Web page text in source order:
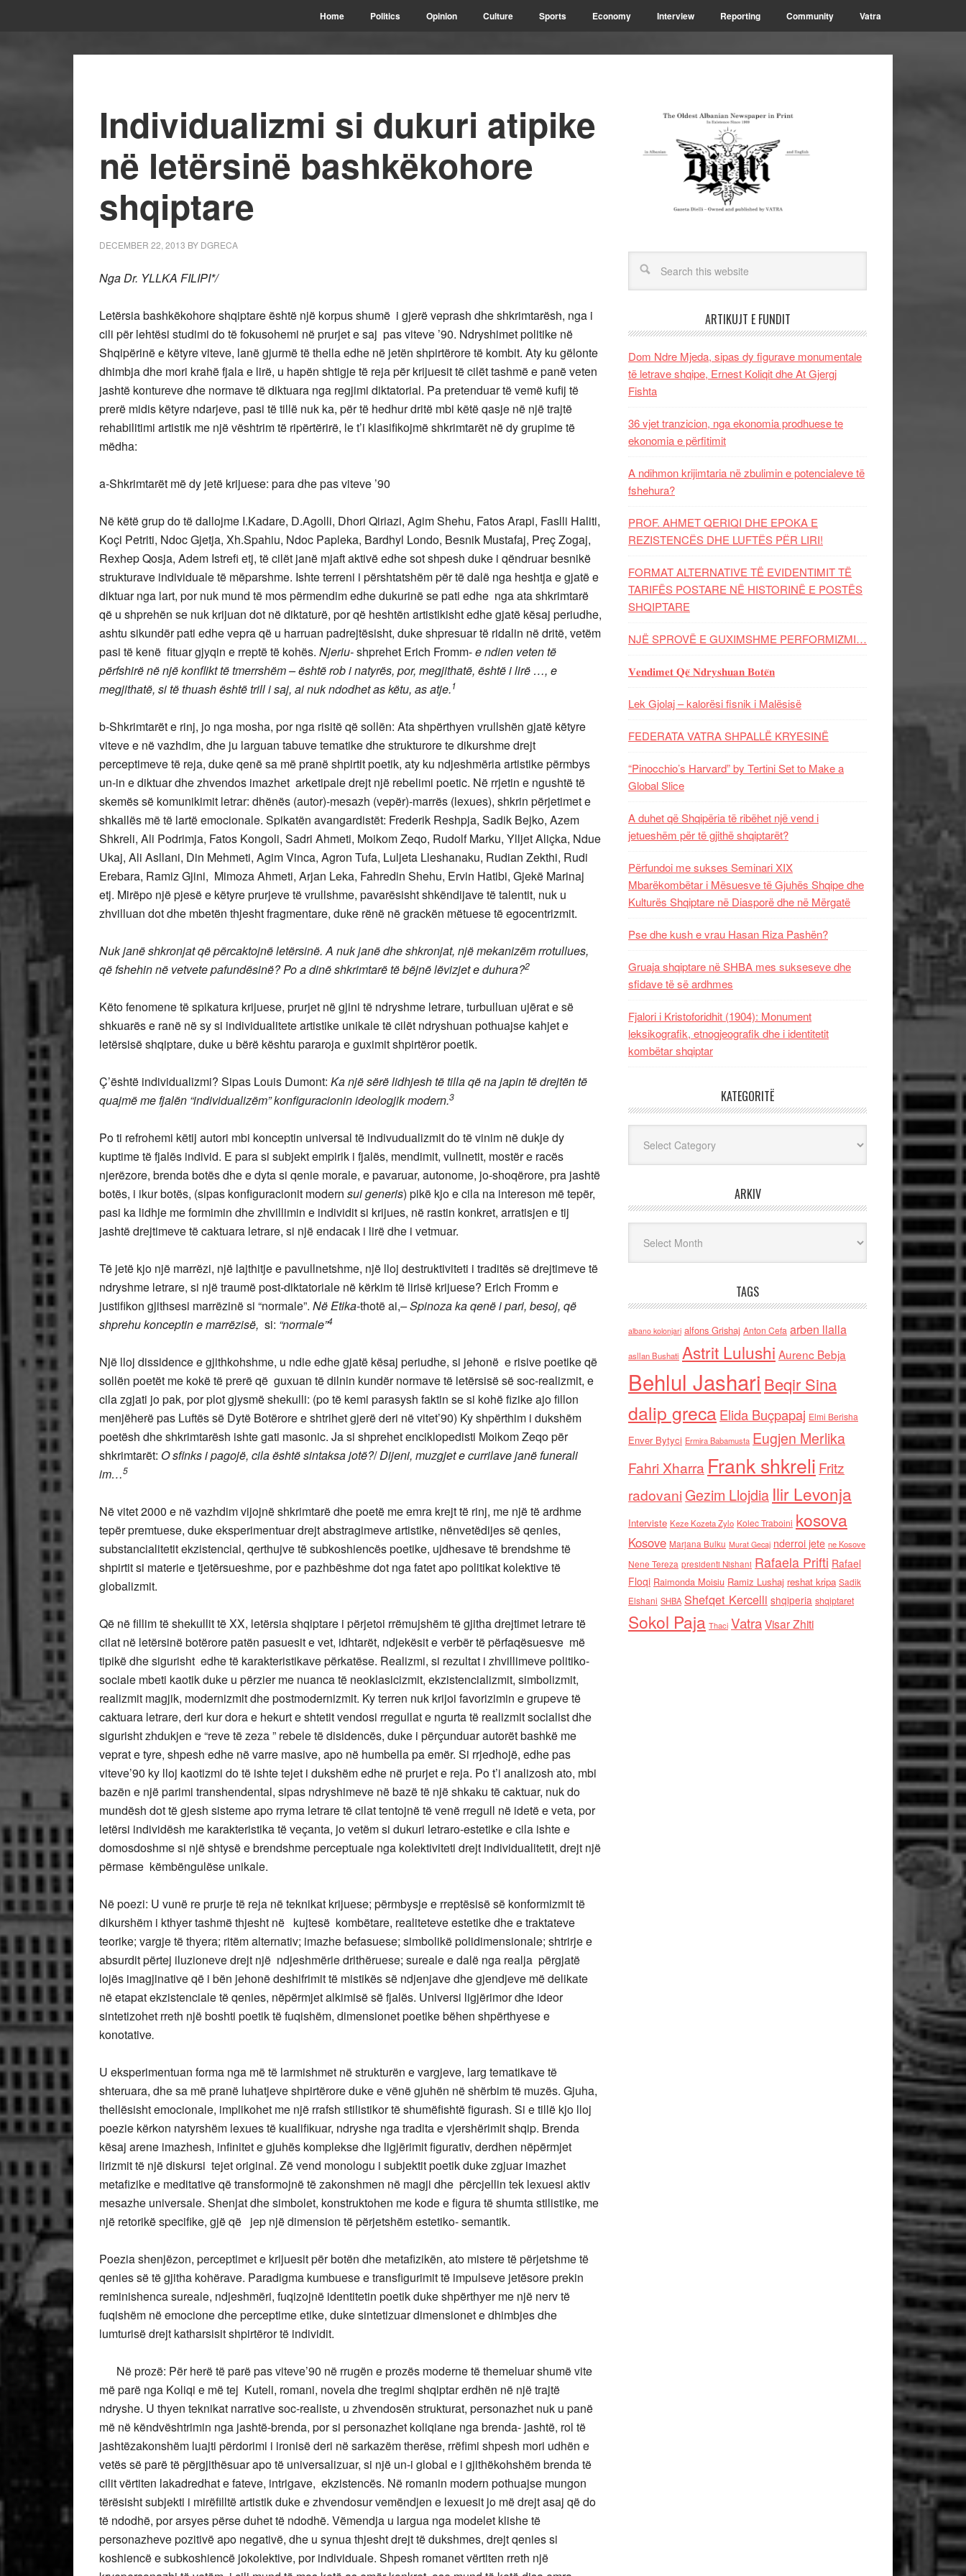
Home Politics Opinion Culture Sports Economy Interview Reporting Community Vatra
Individualizmi si dukuri atipike
në letërsinë bashkëkohore
shqiptare
DECEMBER 22, 2013 BY DGRECA
Nga Dr. YLLKA FILIPI*/
Letërsia bashkëkohore shqiptare është një korpus shumë i gjerë veprash dhe shkrimtarësh, nga i
cili për lehtësi studimi do të fokusohemi në prurjet e saj pas viteve ’90. Ndryshimet politike në
Shqipërinë e këtyre viteve, lanë gjurmë të thella edhe në jetën shpirtërore të kombit. Aty ku gëlonte
dhimbja dhe mori krahë fjala e lirë, u hapën shtigje të reja për krijuesit të cilët tashmë e panë veten
jashtë kontureve dhe normave të diktuara nga regjimi diktatorial. Pa pretenduar të vemë kufij të
prerë midis këtyre ndarjeve, pasi të tillë nuk ka, për të hedhur dritë mbi këtë qasje në një trajtë
rehabilitimi artistik me një vështrim të ripërtërirë, le t’i klasifikojmë shkrimtarët në dy grupime të
mëdha:
a-Shkrimtarët më dy jetë krijuese: para dhe pas viteve ’90
Në këtë grup do të dallojme I.Kadare, D.Agolli, Dhori Qiriazi, Agim Shehu, Fatos Arapi, Faslli Haliti,
Koçi Petriti, Ndoc Gjetja, Xh.Spahiu, Ndoc Papleka, Bardhyl Londo, Besnik Mustafaj, Preç Zogaj,
Rexhep Qosja, Adem Istrefi etj, të cilët janë mjaft aktivë edhe sot shpesh duke i qëndruar besnikë
strukturave individuale të mëparshme. Ishte terreni i përshtatshëm për të dalë nga heshtja e gjatë e
diktuar nga lart, por nuk mund të mos përmendim edhe dukurinë se pati edhe nga ata shkrimtarë
që u shprehën se nuk krijuan dot në diktaturë, por që heshtën artistikisht edhe gjatë kësaj periudhe,
ashtu sikundër pati edhe vepra që u harruan padrejtësisht, duke shpresuar të ridalin në dritë, vetëm
pasi të kenë fituar gjyqin e rreptë të kohës. Njeriu-shprehet Erich Fromm-e ndien veten të
përfshirë në një konflikt të tmerrshëm – është rob i natyrës, por, megjithatë, është i lirë …, e
megjithatë, si të thuash është trill i saj, ai nuk ndodhet as këtu, as atje.1
b-Shkrimtarët e rinj, jo nga mosha, por nga risitë që sollën: Ata shpërthyen vrullshën gjatë këtyre
viteve e në vazhdim, dhe ju larguan tabuve tematike dhe strukturore te dikurshme drejt
perceptimeve të reja, duke qenë sa më pranë shpirtit poetik, aty ku ndjeshmëria artistike përmbys
un-in e diktuar dhe zhvendos imazhet arketipale drejt një rebelimi poetic. Në rrjetin e ngushtë të
skemës së komunikimit letrar: dhënës (autor)-mesazh (vepër)-marrës (lexues), shkrin përjetimet e
shkallës më të lartë emocionale. Spikatën avangardistët: Frederik Reshpja, Sadik Bejko, Azem
Shkreli, Ali Podrimja, Fatos Kongoli, Sadri Ahmeti, Moikom Zeqo, Rudolf Marku, Ylljet Aliçka, Ndue
Ukaj, Ali Asllani, Din Mehmeti, Agim Vinca, Agron Tufa, Luljeta Lleshanaku, Rudian Zekthi, Rudi
Erebara, Ramiz Gjini, Mimoza Ahmeti, Arjan Leka, Fahredin Shehu, Ervin Hatibi, Gjekë Marinaj
etj. Mirëpo një pjesë e këtyre prurjeve të vrullshme, pavarësisht shkëndijave të talentit, nuk u
zhvilluan dot dhe mbetën thjesht fragmentare, duke rënë në grackën mëtuese të egocentrizmit.
Nuk janë shkronjat që përcaktojnë letërsinë. A nuk janë dhe shkronjat, një mekanizëm rrotullues,
që fshehin në vetvete pafundësinë? Po a dinë shkrimtarë të bëjnë lëvizjet e duhura?2
Këto fenomene të spikatura krijuese, prurjet në gjini të ndryshme letrare, turbulluan ujërat e së
shkuarës e ranë në sy si individualitete artistike unikale të cilët ndryshuan pothuajse kahjet e
letërsisë shqiptare, duke u bërë kështu pararoja e guximit shpirtëror poetik.
Ç’është individualizmi? Sipas Louis Dumont: Ka një sërë lidhjesh të tilla që na japin të drejtën të
quajmë me fjalën “individualizëm” konfiguracionin ideologjik modern.3
Po ti refrohemi këtij autori mbi konceptin universal të indivudualizmit do të vinim në dukje dy
kuptime të fjalës individ. E para si subjekt empirik i fjalës, mendimit, vullnetit, mostër e racës
njerëzore, brenda botës dhe e dyta si qenie morale, e pavaruar, autonome, jo-shoqërore, pra jashtë
botës, i ikur botës, (sipas konfiguracionit modern sui generis) pikë kjo e cila na intereson më tepër,
pasi ka lidhje me formimin dhe zhvillimin e individit si krijues, në rastin konkret, arratisjen e tij
jashtë drejtimeve të caktuara letrare, si një endacak i lirë dhe i vetmuar.
Të jetë kjo një marrëzi, një lajthitje e pavullnetshme, një lloj destruktiviteti i traditës së drejtimeve të
ndryshme letrare, si një traumë post-diktatoriale në kërkim të lirisë krijuese? Erich Fromm e
justifikon gjithsesi marrëzinë si “normale”. Në Etika-thotë ai,– Spinoza ka qenë i pari, besoj, që
shprehu konceptin e marrëzisë, si: “normale”4
Një lloj dissidence e gjithkohshme, u ndie edhe gjatë kësaj periudhe, si jehonë e risive poetike që
sollën poetët me kokë të prerë që guxuan të dilnin kundër normave të letërsisë së soc-realizmit, e
cila zgjati jo pak, por plot gjysmë shekulli: (po të kemi parasysh faktin se si kohë fizike ajo fillon
menjëherë pas Luftës së Dytë Botërore e shtrihet gjerë deri në vitet’90) Ky shpërthim i dukshëm
poetësh dhe shkrimtarësh ishte gati masonic. Ja si shprehet enciklopedisti Moikom Zeqo për
shkrimtarët: O sfinks i pagojë, cila është sintaksa jotë?/Dijeni, muzgjet e currilave janë funerali
im…5
Në vitet 2000 e në vazhdim vijojnë shkrimtarë dhe poetë me emra krejt të rinj, me një të ardhme
tepër premtuese, duke eksperimentuar drejt abstragimeve artistike, nënvetëdijes së qenies,
substancialitetit ekzistencial, qerthujve të subkoshiencës poetike, ujdhesave të brendshme të
shpirtit si materie e tjetërsueshme, por e pazhbëshme dot nga fatet apo politikat kolektive të
globalizmit.
Që në fillim të shekullit të XX, letërsia shqiptare i përjetoi rrëmujshëm të gjitha drejtimet letrare të
cilat në letërsinë botërore patën pasuesit e vet, idhtarët, ndjekësit e verbër të përfaqësuesve më
tipikë dhe sigurisht edhe të karakteristikave përkatëse. Realizmi, si rezultat i zhvillimeve politiko-
sociale mbeti kaotik duke u përzier me nuanca të neoklasicizmit, ekzistencializmit, simbolizmit,
realizmit magjik, modernizmit dhe postmodernizmit. Ky terren nuk krijoi favorizimin e grupeve të
caktuara letrare, deri kur dora e hekurt e shtetit vendosi rregullat e ngurta të realizmit socialist dhe
sigurisht zhdukjen e “reve të zeza ” rebele të disidencës, duke i përçunduar autorët bashkë me
veprat e tyre, shpesh edhe në varre masive, apo në humbella pa emër. Si rrjedhojë, edhe pas
viteve’90 ky lloj kaotizmi do të ishte tejet i dukshëm edhe në prurjet e reja. Po t’i analizosh ato, mbi
bazën e një parimi transhendental, sipas ndryshimeve në bazë të një shkaku të caktuar, nuk do
mundësh dot të gjesh sisteme apo rryma letrare të cilat tentojnë të venë rregull në idetë e veta, por
letërsi individësh me karakteristika të veçanta, jo vetëm si dukuri letraro-estetike e cila ishte e
domosdoshme si një shtysë e brendshme perceptuale nga kolektiviteti drejt individualitetit, drejt një
përmase këmbëngulëse unikale.
Në poezi: U vunë re prurje të reja në teknikat krijuese; përmbysje e rreptësisë së konformizmit të
dikurshëm i kthyer tashmë thjesht në kujtesë kombëtare, realiteteve estetike dhe e traktateve
teorike; vargje të thyera; ritëm alternativ; imazhe befasuese; simbolikë polidimensionale; shtrirje e
absurdit përtej iluzioneve drejt një ndjeshmërie drithëruese; sureale e dalë nga realja përgjatë
lojës imagjinative që i bën jehonë deshifrimit të mistikës së ndjenjave dhe gjendjeve më delikate
në etapat ekzistenciale të qenies, nëpërmjet alkimisë së fjalës. Universi ligjërimor dhe ideor
sintetizohet rreth një boshti poetik të fuqishëm, dimensionet poetike bëhen shpërthyese e
konotative.
U eksperimentuan forma nga më të larmishmet në strukturën e vargjeve, larg tematikave të
shteruara, dhe sa më pranë luhatjeve shpirtërore duke e vënë gjuhën në shërbim të muzës. Gjuha,
thellësisht emocionale, implikohet me një rrafsh stilistikor të shumëfishtë figurash. Si e tillë kjo lloj
poezie kërkon natyrshëm lexues të kualifikuar, ndryshe nga tradita e vjershërimit shqip. Brenda
kësaj arene imazhesh, infinitet e gjuhës komplekse dhe ligjërimit figurativ, derdhen nëpërmjet
lirizmit të një diskursi tejet original. Zë vend monologu i subjektit poetik duke zgjuar imazhet
metafizike e meditative që transformojnë të zakonshmen në magji dhe përcjellin tek lexuesi aktiv
mesazhe universale. Shenjat dhe simbolet, konstruktohen me kode e figura të shumta stilistike, me
një retorikë specifike, gjë që jep një dimension të përjetshëm estetiko- semantik.
Poezia shenjëzon, perceptimet e krijuesit për botën dhe metafizikën, ato mistere të përjetshme të
qenies së të gjitha kohërave. Paradigma kumbuese e transfigurimit të impulseve jetësore prekin
reminishenca sureale, ndjeshmëri, fuqizojnë identitetin poetik duke shpërthyer me një nerv të
fuqishëm në emocione dhe perceptime etike, duke sintetizuar dimensionet e dhimbjes dhe
lumturisë drejt katharsisit shpirtëror të individit.
Në prozë: Për herë të parë pas viteve’90 në rrugën e prozës moderne të themeluar shumë vite
më parë nga Koliqi e më tej Kuteli, romani, novela dhe tregimi shqiptar erdhën në një trajtë
ndryshe. U thyen teknikat narrative soc-realiste, u zhvendosën strukturat, personazhet nuk u panë
më në këndvështrimin nga jashtë-brenda, por si personazhet koliqiane nga brenda- jashtë, rol të
jashtëzakonshëm luajti përdorimi i ironisë deri në sarkazëm therëse, rrëfimi shpesh mori udhën e
vetës së parë të përgjithësuar apo të universalizuar, si një un-i global e i gjithëkohshëm brenda të
cilit vërtiten lakadredhat e fateve, intrigave, ekzistencës. Në romanin modern pothuajse mungon
tërësisht subjekti i mirëfilltë artistik duke e zhvendosur vemëndjen e lexuesit jo më drejt asaj që do
të ndodhë, por arsyes përse duhet të ndodhë. Vëmendja u largua nga modelet klishe të
personazheve pozitivë apo negativë, dhe u synua thjesht drejt të dukshmes, drejt qenies si
koshiencë e subkoshiencë jokolektive, por individuale. Shpesh romanet vërtiten rreth një
ARTIKUJT E FUNDIT
Dom Ndre Mjeda, sipas dy figurave monumentale
të letrave shqipe, Ernest Koliqit dhe At Gjergj
Fishta
36 vjet tranzicion, nga ekonomia prodhuese te
ekonomia e përfitimit
A ndihmon krijimtaria në zbulimin e potencialeve të
fshehura?
PROF. AHMET QERIQI DHE EPOKA E
REZISTENCЁS DHE LUFTЁS PЁR LIRI!
FORMAT ALTERNATIVE TË EVIDENTIMIT TË
TARIFËS POSTARE NË HISTORINË E POSTËS
SHQIPTARE
NJË SPROVË E GUXIMSHME PERFORMIZMI…
𝐕𝐞𝐧𝐝𝐢𝐦𝐞𝐭 𝐐𝐞̈ 𝐍𝐝𝐫𝐲𝐬𝐡𝐮𝐚𝐧 𝐁𝐨𝐭𝐞̈𝐧
Lek Gjolaj – kalorësi fisnik i Malësisë
FEDERATA VATRA SHPALLË KRYESINË
“Pinocchio’s Harvard” by Tertini Set to Make a
Global Slice
A duhet që Shqipëria të ribëhet një vend i
jetueshëm për të gjithë shqiptarët?
Përfundoi me sukses Seminari XIX
Mbarëkombëtar i Mësuesve të Gjuhës Shqipe dhe
Kulturës Shqiptare në Diasporë dhe në Mërgatë
Pse dhe kush e vrau Hasan Riza Pashën?
Gruaja shqiptare në SHBA mes sukseseve dhe
sfidave të së ardhmes
Fjalori i Kristoforidhit (1904): Monument
leksikografik, etnogjeografik dhe i identitetit
kombëtar shqiptar
KATEGORITË
ARKIV
TAGS
albano kolonjari alfons Grishaj Anton Cefa arben llalla
asllan Bushati Astrit Lulushi Aurenc Bebja
Behlul Jashari Beqir Sina
dalip grecaElida Buçpapaj Elmi Berisha
Enver Bytyci Ermira Babamusta Eugjen Merlika
Fahri Xharra Frank shkreli Fritz
radovaniGezim Llojdia Ilir Levonja
Interviste Keze Kozeta Zylo Kolec Traboini kosova
Kosove Marjana Bulku Murat Gecaj nderroi jete ne Kosove
Nene Tereza presidenti Nishani Rafaela Prifti Rafael
Floqi Raimonda Moisiu Ramiz Lushaj reshat kripa Sadik
Elshani SHBA Shefqet Kercelli shqiperia shqiptaret
Sokol Paja Thaci VatraVisar Zhiti